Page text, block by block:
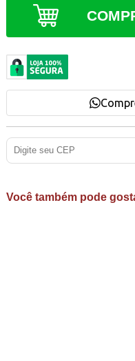
Você também pode